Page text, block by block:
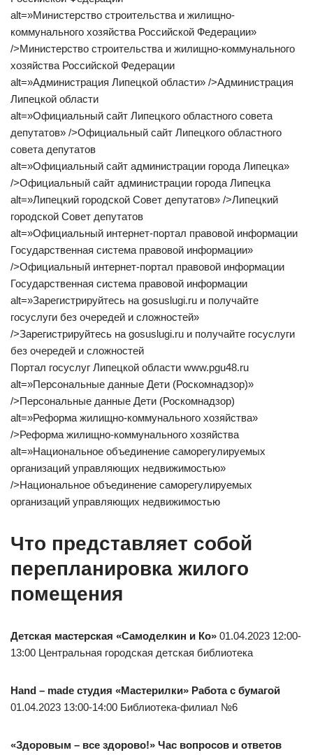
alt=»Министерство строительства и жилищно-
коммунального хозяйства Российской Федерации»
/>Министерство строительства и жилищно-коммунального
хозяйства Российской Федерации
alt=»Администрация Липецкой области» />Администрация
Липецкой области
alt=»Официальный сайт Липецкого областного совета
депутатов» />Официальный сайт Липецкого областного
совета депутатов
alt=»Официальный сайт администрации города Липецка»
/>Официальный сайт администрации города Липецка
alt=»Липецкий городской Совет депутатов» />Липецкий
городской Совет депутатов
alt=»Официальный интернет-портал правовой информации
Государственная система правовой информации»
/>Официальный интернет-портал правовой информации
Государственная система правовой информации
alt=»Зарегистрируйтесь на gosuslugi.ru и получайте
госуслуги без очередей и сложностей»
/>Зарегистрируйтесь на gosuslugi.ru и получайте госуслуги
без очередей и сложностей
Портал госуслуг Липецкой области www.pgu48.ru
alt=»Персональные данные Дети (Роскомнадзор)»
/>Персональные данные Дети (Роскомнадзор)
alt=»Реформа жилищно-коммунального хозяйства»
/>Реформа жилищно-коммунального хозяйства
alt=»Национальное объединение саморегулируемых
организаций управляющих недвижимостью»
/>Национальное объединение саморегулируемых
организаций управляющих недвижимостью
Что представляет собой
перепланировка жилого
помещения
Детская мастерская «Самоделкин и Ко» 01.04.2023 12:00-
13:00 Центральная городская детская библиотека
Hand – made студия «Мастерилки» Работа с бумагой
01.04.2023 13:00-14:00 Библиотека-филиал №6
«Здоровым – все здорово!» Час вопросов и ответов